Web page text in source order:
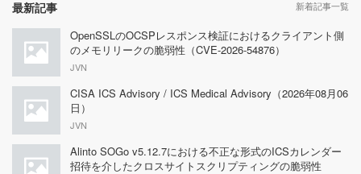
最新記事 新着記事一覧
OpenSSLのOCSPレスポンス検証におけるクライアント側
のメモリリークの脆弱性（CVE-2026-54876）
JVN
CISA ICS Advisory / ICS Medical Advisory（2026年08月06
日）
JVN
Alinto SOGo v5.12.7における不正な形式のICSカレンダー
招待を介したクロスサイトスクリプティングの脆弱性